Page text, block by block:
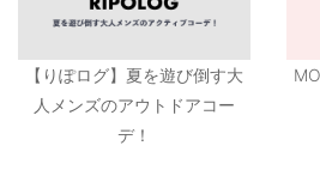
【りぽログ】夏を遊び倒す大
人メンズのアウトドアコー
デ！